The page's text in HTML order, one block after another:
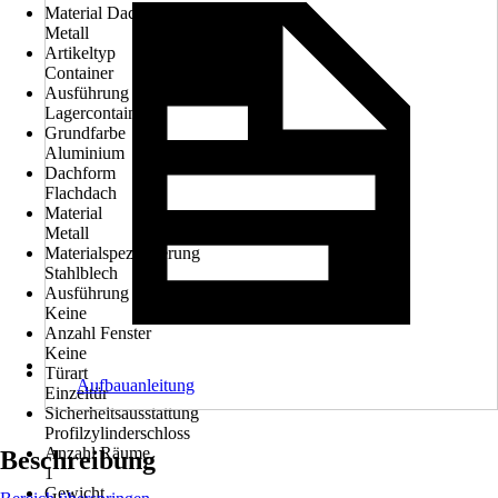
Material Dach
Metall
Artikeltyp
Container
Ausführung
Lagercontainer
Grundfarbe
Aluminium
Dachform
Flachdach
Material
Metall
Materialspezifizierung
Stahlblech
Ausführung der Oberflächenbehandlung
Keine
Anzahl Fenster
Keine
Türart
Einzeltür
Sicherheitsausstattung
Profilzylinderschloss
Anzahl Räume
1
Gewicht
Aufbauanleitung
Beschreibung